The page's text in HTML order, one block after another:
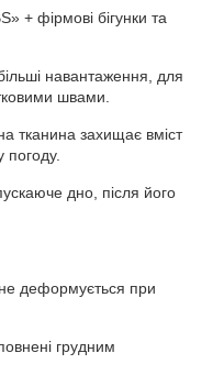
+ фірмові бігунки та
навантаження, для
швами.
тканина захищає вміст
погоду.
дно, після його
деформується при
грудним